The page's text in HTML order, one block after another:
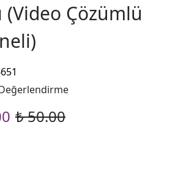
(Video Çözümlü
₺ 50.00